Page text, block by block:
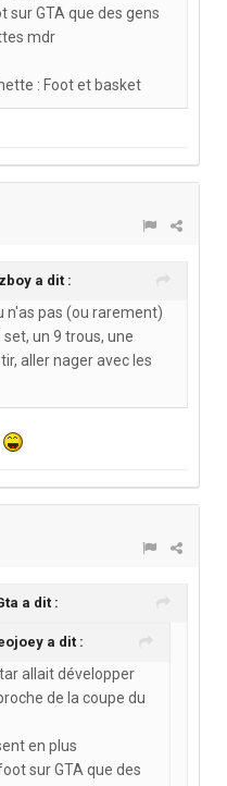
sur GTA que des gens
mdr
: Foot et basket
a dit :
n'as pas (ou rarement)
un 9 trous, une
aller nager avec les
a dit :
a dit :
allait développer
de la coupe du
en plus
sur GTA que des